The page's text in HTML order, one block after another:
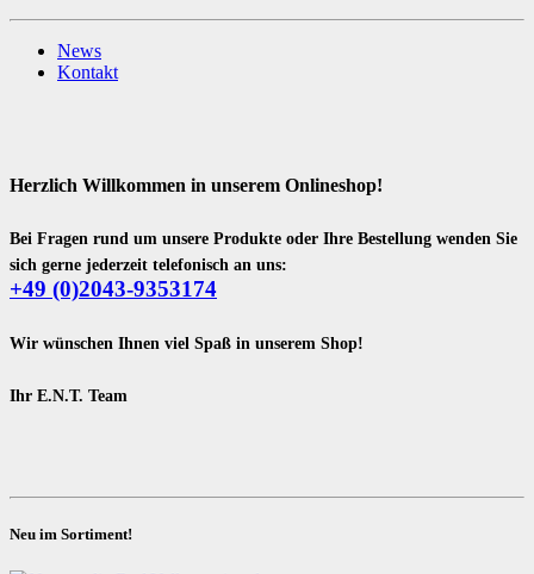
News
Kontakt
Herzlich Willkommen in unserem Onlineshop!
Bei Fragen rund um unsere Produkte oder Ihre Bestellung wenden Sie
sich gerne jederzeit telefonisch an uns:
+49 (0)2043-9353174
Wir wünschen Ihnen viel Spaß in unserem Shop!
Ihr E.N.T. Team
Neu im Sortiment!